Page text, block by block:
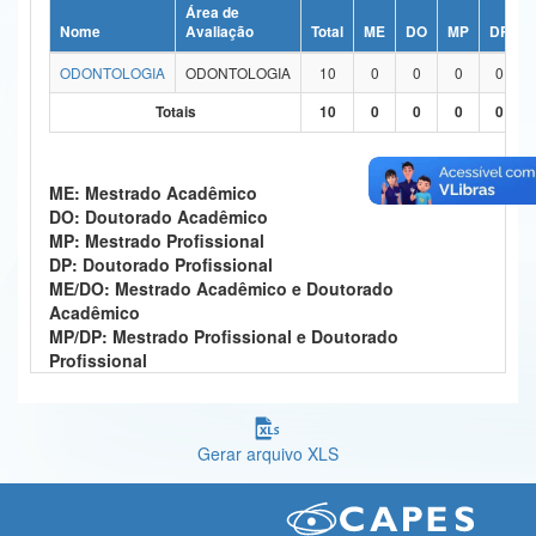
Ministério da Ciência, Tecnologia, Inovações e Comunicações
Ministério do Meio Ambiente
Controladoria-Geral da União
Ministério da Mulher, da Família e dos Direitos Humanos
Secretaria-Geral
Secretaria de Governo
Nome
Área de
Avaliação
Total ME DO MP DP
ODONTOLOGIA
ODONTOLOGIA 10 0 0 0
0
Totais
10 0 0 0 0
ME: Mestrado Acadêmico
DO: Doutorado Acadêmico
MP: Mestrado Profissional
DP: Doutorado Profissional
ME/DO: Mestrado Acadêmico e Doutorado
Acadêmico
MP/DP: Mestrado Profissional e Doutorado
Profissional
Gerar arquivo XLS